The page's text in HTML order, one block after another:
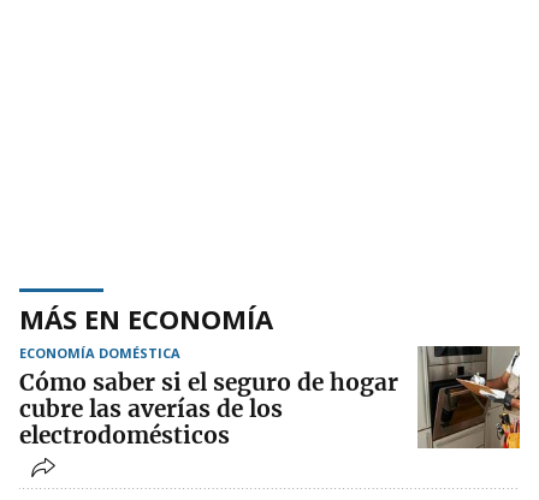
MÁS EN ECONOMÍA
ECONOMÍA DOMÉSTICA
Cómo saber si el seguro de hogar
cubre las averías de los
electrodomésticos